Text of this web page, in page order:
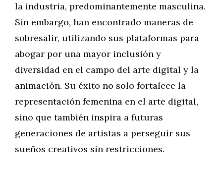
la industria, predominantemente masculina.
Sin embargo, han encontrado maneras de
sobresalir, utilizando sus plataformas para
abogar por una mayor inclusión y
diversidad en el campo del arte digital y la
animación. Su éxito no solo fortalece la
representación femenina en el arte digital,
sino que también inspira a futuras
generaciones de artistas a perseguir sus
sueños creativos sin restricciones.